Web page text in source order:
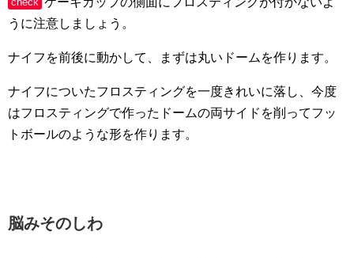
check
うに注意しましょう。
ナイフを前後に動かして、まずは丸いドームを作ります。
ナイフについたフロスティングを一度きれいに落し、今度
はフロスティングで作ったドームの両サイドを削ってフッ
トボールのような形を作ります。
脳みそのしわ